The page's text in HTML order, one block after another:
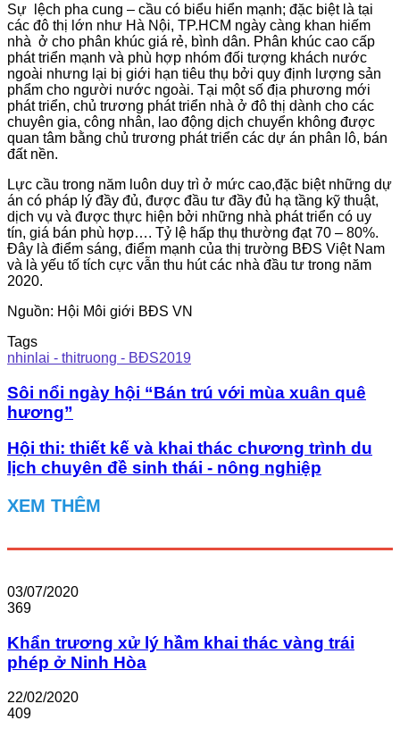
Sự lệch pha cung – cầu có biểu hiển mạnh; đặc biệt là tại
các đô thị lớn như Hà Nội, TP.HCM ngày càng khan hiếm
nhà ở cho phân khúc giá rẻ, bình dân. Phân khúc cao cấp
phát triển mạnh và phù hợp nhóm đối tượng khách nước
ngoài nhưng lại bị giới hạn tiêu thụ bởi quy định lượng sản
phẩm cho người nước ngoài. Tại một số địa phương mới
phát triển, chủ trương phát triển nhà ở đô thị dành cho các
chuyên gia, công nhân, lao động dịch chuyển không được
quan tâm bằng chủ trương phát triển các dự án phân lô, bán
đất nền.
Lực cầu trong năm luôn duy trì ở mức cao,đặc biệt những dự
án có pháp lý đầy đủ, được đầu tư đầy đủ hạ tầng kỹ thuật,
dịch vụ và được thực hiện bởi những nhà phát triển có uy
tín, giá bán phù hợp…. Tỷ lệ hấp thụ thường đạt 70 – 80%.
Đây là điểm sáng, điểm mạnh của thị trường BĐS Việt Nam
và là yếu tố tích cực vẫn thu hút các nhà đầu tư trong năm
2020.
Nguồn: Hội Môi giới BĐS VN
Tags
nhinlai - thitruong - BĐS2019
Sôi nổi ngày hội “Bán trú với mùa xuân quê
hương”
Hội thi: thiết kế và khai thác chương trình du
lịch chuyên đề sinh thái - nông nghiệp
XEM THÊM
03/07/2020
369
Khẩn trương xử lý hầm khai thác vàng trái
phép ở Ninh Hòa
22/02/2020
409